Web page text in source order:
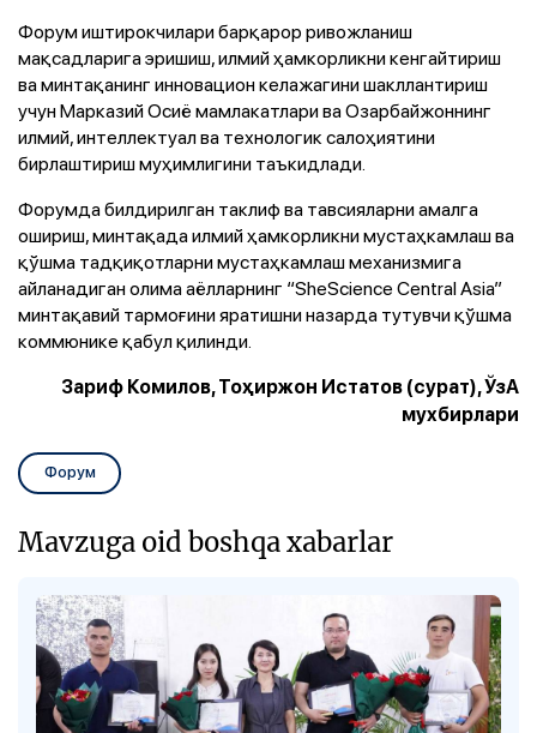
Форум иштирокчилари барқарор ривожланиш
мақсадларига эришиш, илмий ҳамкорликни кенгайтириш
ва минтақанинг инновацион келажагини шакллантириш
учун Марказий Осиё мамлакатлари ва Озарбайжоннинг
илмий, интеллектуал ва технологик салоҳиятини
бирлаштириш муҳимлигини таъкидлади.
Форумда билдирилган таклиф ва тавсияларни амалга
ошириш, минтақада илмий ҳамкорликни мустаҳкамлаш ва
қўшма тадқиқотларни мустаҳкамлаш механизмига
айланадиган олима аёлларнинг “SheScience Central Asia”
минтақавий тармоғини яратишни назарда тутувчи қўшма
коммюнике қабул қилинди.
Зариф Комилов, Тоҳиржон Истатов (сурат), ЎзА
мухбирлари
Форум
Mavzuga oid boshqa xabarlar